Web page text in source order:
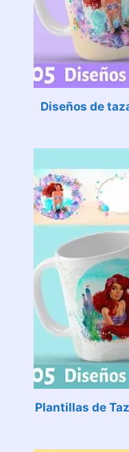
Diseños de
Plantillas de